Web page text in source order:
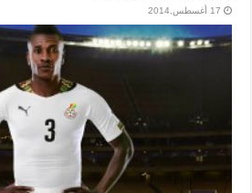
17 أغسطس,2014